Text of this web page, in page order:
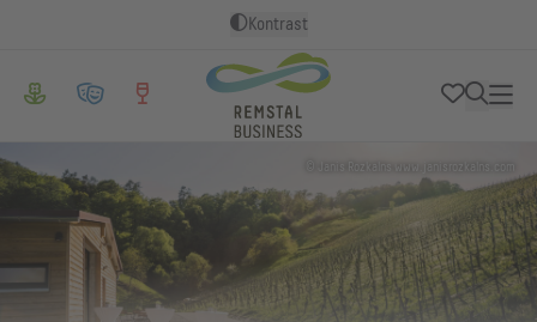
Kontrast
© Janis Rozkalns www.janisrozkalns.com